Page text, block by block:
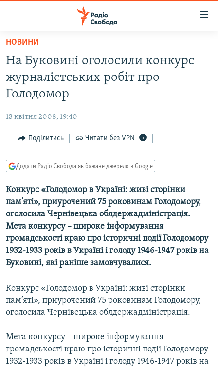
Перейти
основного
матеріалу
Перейти
до
основної
Перейти
до
пошуку
ВСЕ ЗА ДОБУ
СТАТТІ
СУСПІЛЬСТВО
УКРАЇНА
СВІТ
РОСІЙСЬКА «ФІЛЬТРАЦІЯ»
ДОНБАС.РЕАЛІЇ
ТИ ЯК?
СХЕМИ
КИТАЙ.ВИКЛИКИ
МУЛЬТИМЕДІА
ФОТО
СПЕЦПРОЄКТИ
КРИМ РЕАЛІЇ
УКР
КТАТ
НОВИНИ
На Буковині оголосили конкурс
журналістських робіт про
Голодомор
13 квітня 2008, 19:40
Поділитись Читати без VPN
Додати Радіо Свобода як бажане джерело в Google
Конкурс «Голодомор в Україні: живі сторінки
пам’яті», приурочений 75 роковинам Голодомору,
оголосила Чернівецька облдержадміністрація.
Мета конкурсу – широке інформування
громадськості краю про історичні події Голодомору
1932-1933 років в Україні і голоду 1946-1947 років на
Буковині, які раніше замовчувалися.
Конкурс «Голодомор в Україні: живі сторінки
пам’яті», приурочений 75 роковинам Голодомору,
оголосила Чернівецька облдержадміністрація.
Мета конкурсу – широке інформування
громадськості краю про історичні події Голодомору
1932-1933 років в Україні і голоду 1946-1947 років на